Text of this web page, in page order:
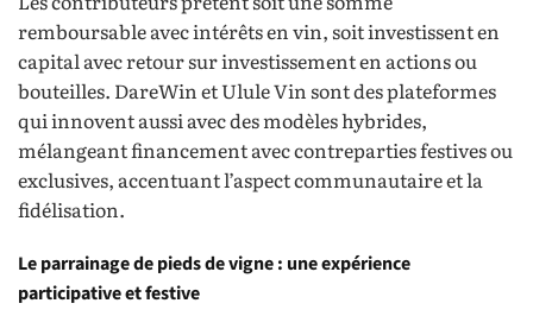
remboursable avec intérêts en vin, soit investissent en
capital avec retour sur investissement en actions ou
bouteilles. DareWin et Ulule Vin sont des plateformes
qui innovent aussi avec des modèles hybrides,
mélangeant financement avec contreparties festives ou
exclusives, accentuant l’aspect communautaire et la
fidélisation.
Le parrainage de pieds de vigne : une expérience
participative et festive